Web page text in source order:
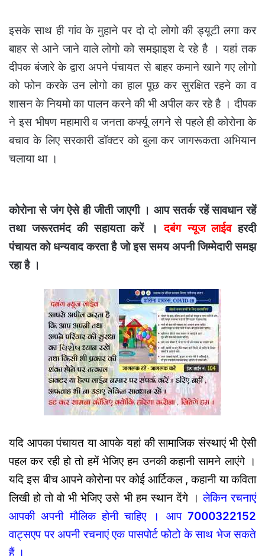
इसके साथ ही गांव के मुहाने पर दो दो लोगो की ड्यूटी लगा कर
बाहर से आने जाने वाले लोगो को समझाइश दे रहे है । यहां तक
दीपक बंजारे के द्वारा अपने पंचायत से बाहर कमाने खाने गए लोगो
को फोन करके उन लोगो का हाल पूछ कर सुरक्षित रहने का व
शासन के नियमो का पालन करने की भी अपील कर रहे है । दीपक
ने इस भीषण महामारी व जनता कर्फ्यू लगने से पहले ही कोरोना के
बचाव के लिए सरकारी डॉक्टर को बुला कर जागरूकता अभियान
चलाया था ।
कोरोना से जंग ऐसे ही जीती जाएगी । आप सतर्क रहें सावधान रहें
तथा जरूरतमंद की सहायता करें ।दबंग न्यूज लाईवहरदी
पंचायत को धन्यवाद करता है जो इस समय अपनी जिम्मेदारी समझ
रहा है ।
यदि आपका पंचायत या आपके यहां की सामाजिक संस्थाएं भी ऐसी
पहल कर रही हो तो हमें भेजिए हम उनकी कहानी सामने लाएंगे ।
यदि इस बीच आपने कोरोना पर कोई आर्टिकल , कहानी या कविता
लिखी हो तो वो भी भेजिए उसे भी हम स्थान देंगे ।लेकिन रचनाएं
आपकी अपनी मौलिक होनी चाहिए । आप 7000322152
वाट्सएप पर अपनी रचनाएं एक पासपोर्ट फोटो के साथ भेज सकते
हैं ।